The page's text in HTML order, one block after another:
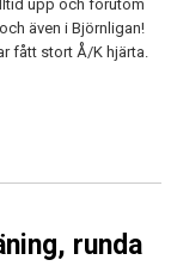
upp och förutom
även i Björnligan!
fått stort Å/K hjärta.
runda